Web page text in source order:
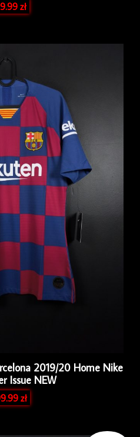
zł
2019/20 Home Nike
Issue NEW
zł